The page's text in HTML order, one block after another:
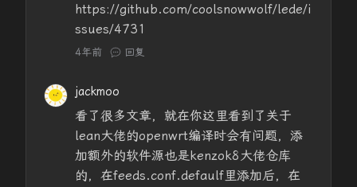
https://github.com/coolsnowwolf/lede/i
ssues/4731
4年前 回复
jackmoo
看了很多文章，就在你这里看到了关于
lean大佬的openwrt编译时会有问题，添
加额外的软件源也是kenzok8大佬仓库
的，在feeds.conf.defaulf里添加后，在